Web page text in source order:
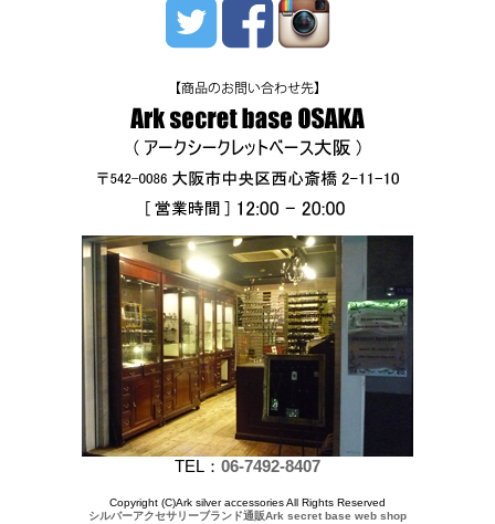
TEL： 06-7492-8407
Copyright (C)Ark silver accessories All Rights Reserved
シルバーアクセサリーブランド通販Ark secret base web shop